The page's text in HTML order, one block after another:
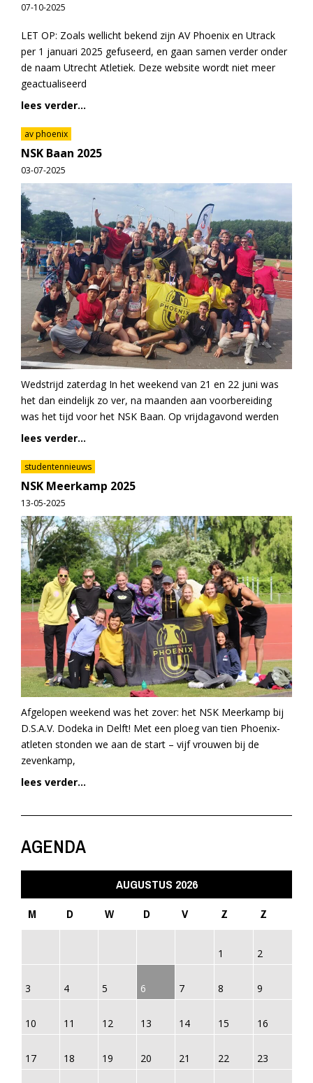
07-10-2025
LET OP: Zoals wellicht bekend zijn AV Phoenix en Utrack
per 1 januari 2025 gefuseerd, en gaan samen verder onder
de naam Utrecht Atletiek. Deze website wordt niet meer
geactualiseerd
lees verder...
av phoenix
NSK Baan 2025
03-07-2025
Wedstrijd zaterdag In het weekend van 21 en 22 juni was
het dan eindelijk zo ver, na maanden aan voorbereiding
was het tijd voor het NSK Baan. Op vrijdagavond werden
lees verder...
studentennieuws
NSK Meerkamp 2025
13-05-2025
Afgelopen weekend was het zover: het NSK Meerkamp bij
D.S.A.V. Dodeka in Delft! Met een ploeg van tien Phoenix-
atleten stonden we aan de start – vijf vrouwen bij de
zevenkamp,
lees verder...
AGENDA
AUGUSTUS 2026
M
D W D V Z Z
1 2
3 4 5 6 7 8 9
10 11 12 13 14 15 16
17 18 19 20 21 22 23